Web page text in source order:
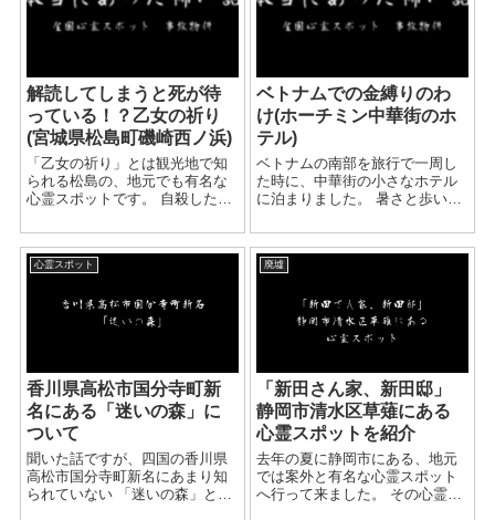
解読してしまうと死が待
っている！？乙女の祈り
(宮城県松島町磯崎西ノ浜)
「乙女の祈り」とは観光地で知
られる松島の、地元でも有名な
心霊スポットです。 自殺した少
の縄をくくった木に遺書を残し
たと言われています。 【遺書と
いうより謎めいた詩！？】 木に
ベトナムでの金縛りのわ
け(ホーチミン中華街のホ
テル)
ベトナムの南部を旅行で一周し
た時に、中華街の小さなホテル
に泊まりました。 暑さと歩いた
したところ、部屋の隣で子供が
わいわい騒ぎ始めました。 子供
が乗るおもちゃの自動車にのっ
心霊スポット
香川県高松市国分寺町新
名にある「迷いの森」に
ついて
聞いた話ですが、四国の香川県
高松市国分寺町新名にあまり知
られていない 「迷いの森」と言
廃墟
「新田さん家、新田邸」
静岡市清水区草薙にある
心霊スポットを紹介
去年の夏に静岡市にある、地元
では案外と有名な心霊スポット
へ行って来ました。 その心霊ス